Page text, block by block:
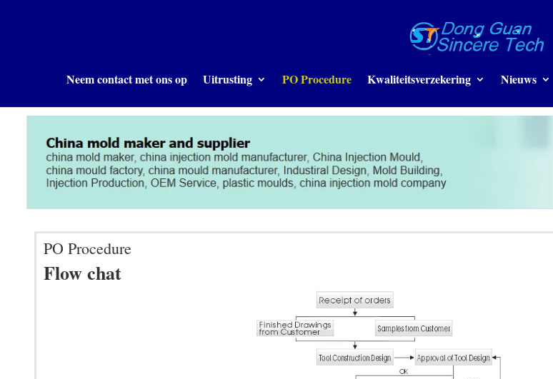
Nieuws
Kwaliteitsverzekering
PO Procedure
Uitrusting
Neem contact met ons op
PO Procedure
Flow chat